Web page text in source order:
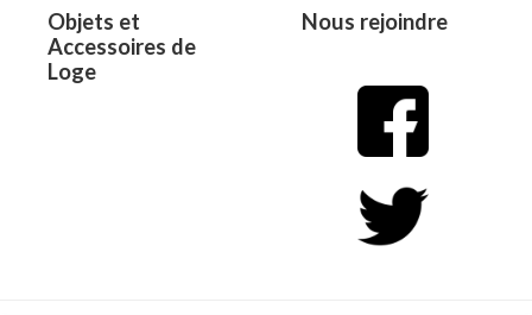
Objets et
Accessoires de
Loge
Nous rejoindre